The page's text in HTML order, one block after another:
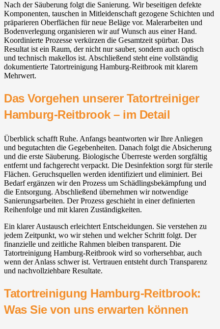
Nach der Säuberung folgt die Sanierung. Wir beseitigen defekte
Komponenten, tauschen in Mitleidenschaft gezogene Schichten und
präparieren Oberflächen für neue Beläge vor. Malerarbeiten und
Bodenverlegung organisieren wir auf Wunsch aus einer Hand.
Koordinierte Prozesse verkürzen die Gesamtzeit spürbar. Das
Resultat ist ein Raum, der nicht nur sauber, sondern auch optisch
und technisch makellos ist. Abschließend steht eine vollständig
dokumentierte Tatortreinigung Hamburg-Reitbrook mit klarem
Mehrwert.
Das Vorgehen unserer Tatortreiniger
Hamburg-Reitbrook – im Detail
Überblick schafft Ruhe. Anfangs beantworten wir Ihre Anliegen
und begutachten die Gegebenheiten. Danach folgt die Absicherung
und die erste Säuberung. Biologische Überreste werden sorgfältig
entfernt und fachgerecht verpackt. Die Desinfektion sorgt für sterile
Flächen. Geruchsquellen werden identifiziert und eliminiert. Bei
Bedarf ergänzen wir den Prozess um Schädlingsbekämpfung und
die Entsorgung. Abschließend übernehmen wir notwendige
Sanierungsarbeiten. Der Prozess geschieht in einer definierten
Reihenfolge und mit klaren Zuständigkeiten.
Ein klarer Austausch erleichtert Entscheidungen. Sie verstehen zu
jedem Zeitpunkt, wo wir stehen und welcher Schritt folgt. Der
finanzielle und zeitliche Rahmen bleiben transparent. Die
Tatortreinigung Hamburg-Reitbrook wird so vorhersehbar, auch
wenn der Anlass schwer ist. Vertrauen entsteht durch Transparenz
und nachvollziehbare Resultate.
Tatortreinigung Hamburg-Reitbrook:
Was Sie von uns erwarten können